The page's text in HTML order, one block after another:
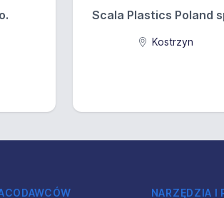
Scala Plastics Poland
Kostrzyn
NARZĘDZIA I